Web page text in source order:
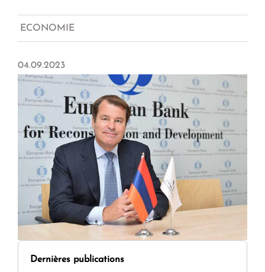
ECONOMIE
04.09.2023
Dernières publications